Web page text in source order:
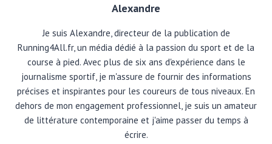
Alexandre
Je suis Alexandre, directeur de la publication de
Running4All.fr, un média dédié à la passion du sport et de la
course à pied. Avec plus de six ans d'expérience dans le
journalisme sportif, je m'assure de fournir des informations
précises et inspirantes pour les coureurs de tous niveaux. En
dehors de mon engagement professionnel, je suis un amateur
de littérature contemporaine et j'aime passer du temps à
écrire.